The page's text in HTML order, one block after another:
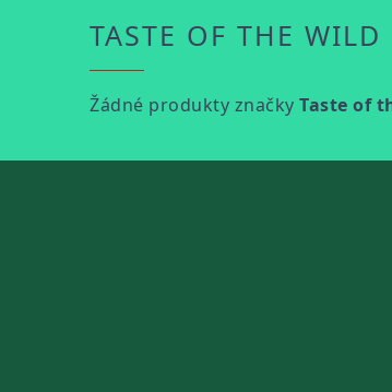
TASTE OF THE WILD
Žádné produkty značky Taste of